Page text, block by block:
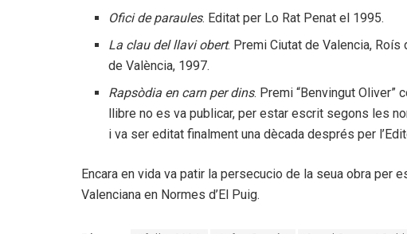
Ofici de paraules. Editat per Lo Rat Penat el 1995.
La clau del llavi obert. Premi Ciutat de Valencia, Roís
de València, 1997.
Rapsòdia en carn per dins. Premi “Benvingut Oliver”
llibre no es va publicar, per estar escrit segons les
i va ser editat finalment una dècada després per
Encara en vida va patir la persecucio de la seua obra per
Valenciana en Normes d’El Puig.